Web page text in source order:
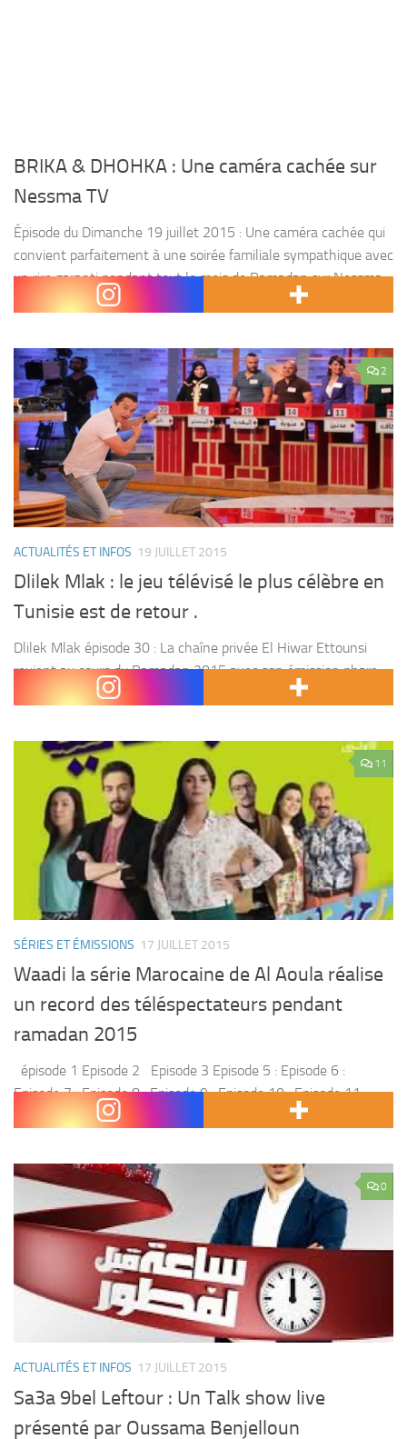
BRIKA & DHOHKA : Une caméra cachée sur
Nessma TV
Épisode du Dimanche 19 juillet 2015 : Une caméra cachée qui
convient parfaitement à une soirée familiale sympathique avec
un rire garanti pendant tout le mois de Ramadan sur Nessma.
Intitulée « Brika &...
2
ACTUALITÉS ET INFOS 19 JUILLET 2015
Dlilek Mlak : le jeu télévisé le plus célèbre en
Tunisie est de retour .
Dlilek Mlak épisode 30 : La chaîne privée El Hiwar Ettounsi
revient au cours du Ramadan 2015 avec son émission phare «
Dlilek Mlak » présentée par Sami El Fehri et qui promet aux...
11
SÉRIES ET ÉMISSIONS 17 JUILLET 2015
Waadi la série Marocaine de Al Aoula réalise
un record des téléspectateurs pendant
ramadan 2015
épisode 1 Episode 2 Episode 3 Episode 5 : Episode 6 :
Episode 7 : Episode 8 : Episode 9 : Episode 10 : Episode 11 :
Episode 12 : Episode 13...
0
ACTUALITÉS ET INFOS 17 JUILLET 2015
Sa3a 9bel Leftour : Un Talk show live
présenté par Oussama Benjelloun